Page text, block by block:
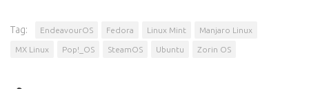
Tag: EndeavourOS Fedora Linux Mint Manjaro Linux
MX Linux Pop!_OS SteamOS Ubuntu Zorin OS